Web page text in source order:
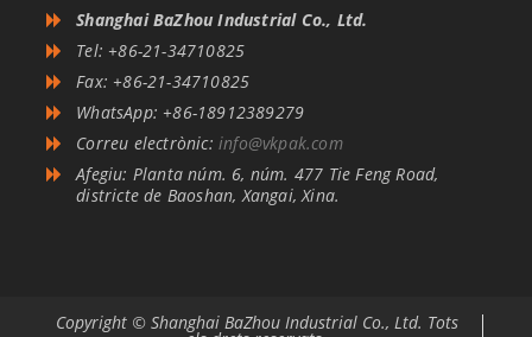
Shanghai BaZhou Industrial Co., Ltd.
Tel: +86-21-34710825
Fax: +86-21-34710825
WhatsApp: +86-18912389279
Correu electrònic:info@vkpak.com
Afegiu: Planta núm. 6, núm. 477 Tie Feng Road,
districte de Baoshan, Xangai, Xina.
Copyright © Shanghai BaZhou Industrial Co., Ltd. Tots